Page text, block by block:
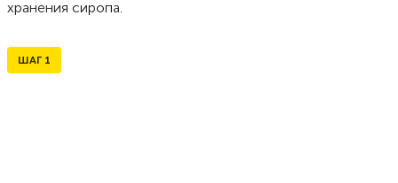
хранения сиропа.
ШАГ 1